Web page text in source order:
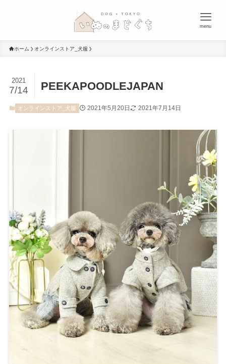
menu
ホーム オンラインストア_犬服
PEEKAPOODLEJAPAN
2021
7/14
オンラインストア_犬服 2021年5月20日 2021年7月14日